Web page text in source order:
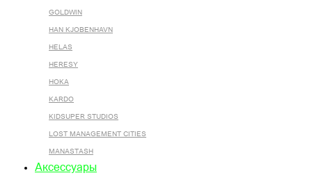
GOLDWIN
HAN KJOBENHAVN
HELAS
HERESY
HOKA
KARDO
KIDSUPER STUDIOS
LOST MANAGEMENT CITIES
MANASTASH
Аксессуары